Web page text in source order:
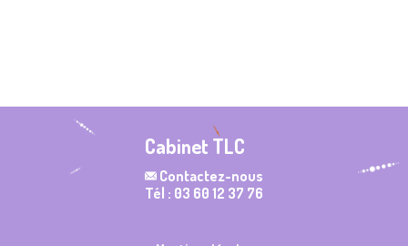
Cabinet TLC
Contactez-nous
Tél : 03 60 12 37 76